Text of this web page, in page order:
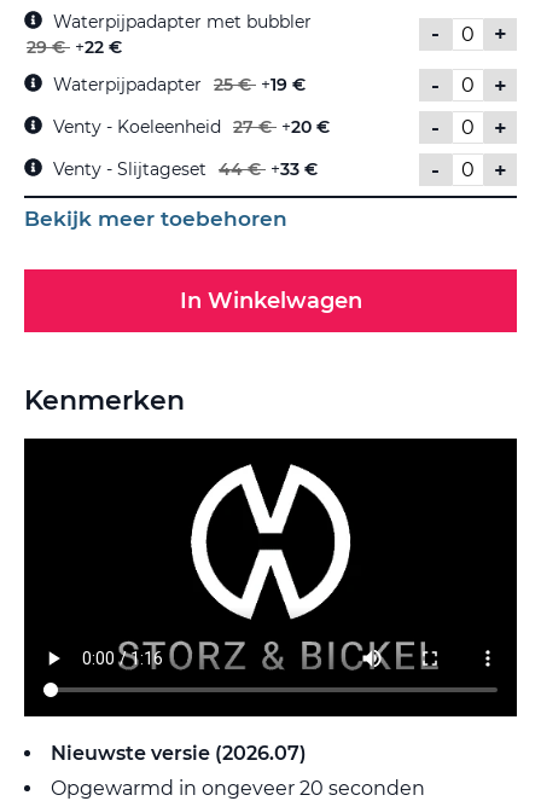
- +
Waterpijpadapter met bubbler
29 € +22 €
- +
Waterpijpadapter 25 € +19 €
- +
Venty - Koeleenheid 27 € +20 €
- +
Venty - Slijtageset 44 € +33 €
Bekijk meer toebehoren
In Winkelwagen
Kenmerken
Nieuwste versie (2026.07)
Opgewarmd in ongeveer 20 seconden